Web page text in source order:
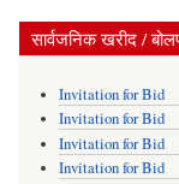
सार्वजनिक खरीद /
Invitation for Bid
Invitation for Bid
Invitation for Bid
Invitation for Bid